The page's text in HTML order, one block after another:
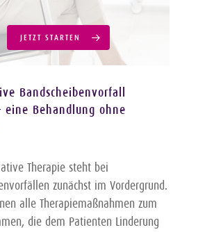
JETZT STARTEN
Bandscheibenvorfall
eine Behandlung ohne
Therapie steht bei
zunächst im Vordergrund.
alle Therapiemaßnahmen zum
die dem Patienten Linderung